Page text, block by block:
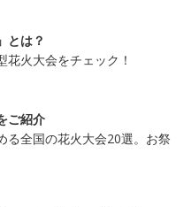
とは？
花火大会をチェック！
ご紹介
る全国の花火大会20選。お祭